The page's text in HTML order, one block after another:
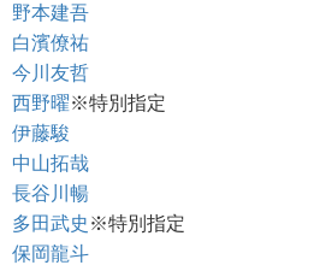
野本建吾
白濱僚祐
今川友哲
西野曜※特別指定
伊藤駿
中山拓哉
長谷川暢
多田武史 ※特別指定
保岡龍斗